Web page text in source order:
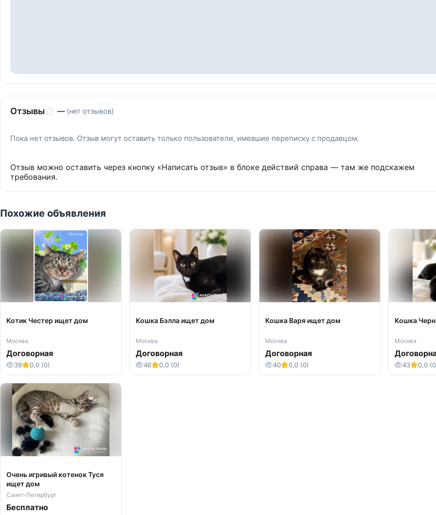
Отзывы — (нет отзывов)
Пока нет отзывов. Отзыв могут оставить только пользователи, имевшие переписку с продавцом.
Отзыв можно оставить через кнопку «Написать отзыв» в блоке действий справа — там же подскажем
требования.
Похожие объявления
Котик Честер ищет дом
Москва
Договорная
39 0,0 (0)
Кошка Бэлла ищет дом
Москва
Договорная
46 0,0 (0)
Кошка Варя ищет дом
Москва
Договорная
40 0,0 (0)
Кошка
Москва
43 0,0
Очень игривый котенок Туся
ищет дом
Санкт-Петербург
Бесплатно